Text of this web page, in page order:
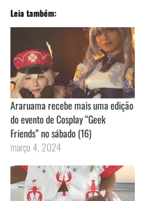
Leia também:
Araruama recebe mais uma edição
do evento de Cosplay “Geek
Friends” no sábado (16)
março 4, 2024